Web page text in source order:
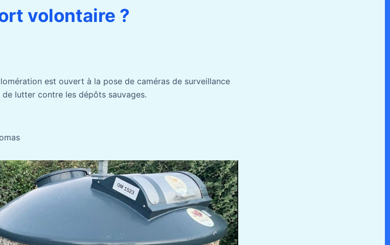
volontaire ?
est ouvert à la pose de caméras de surveillance
lutter contre les dépôts sauvages.